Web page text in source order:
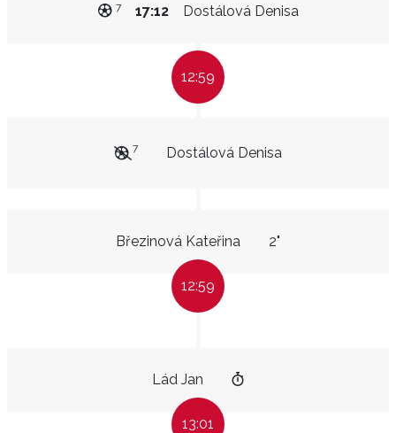
Dostálová Denisa
17:12
7
12:59
Dostálová Denisa
7
Březinová Kateřina 2"
12:59
Lád Jan
13:01